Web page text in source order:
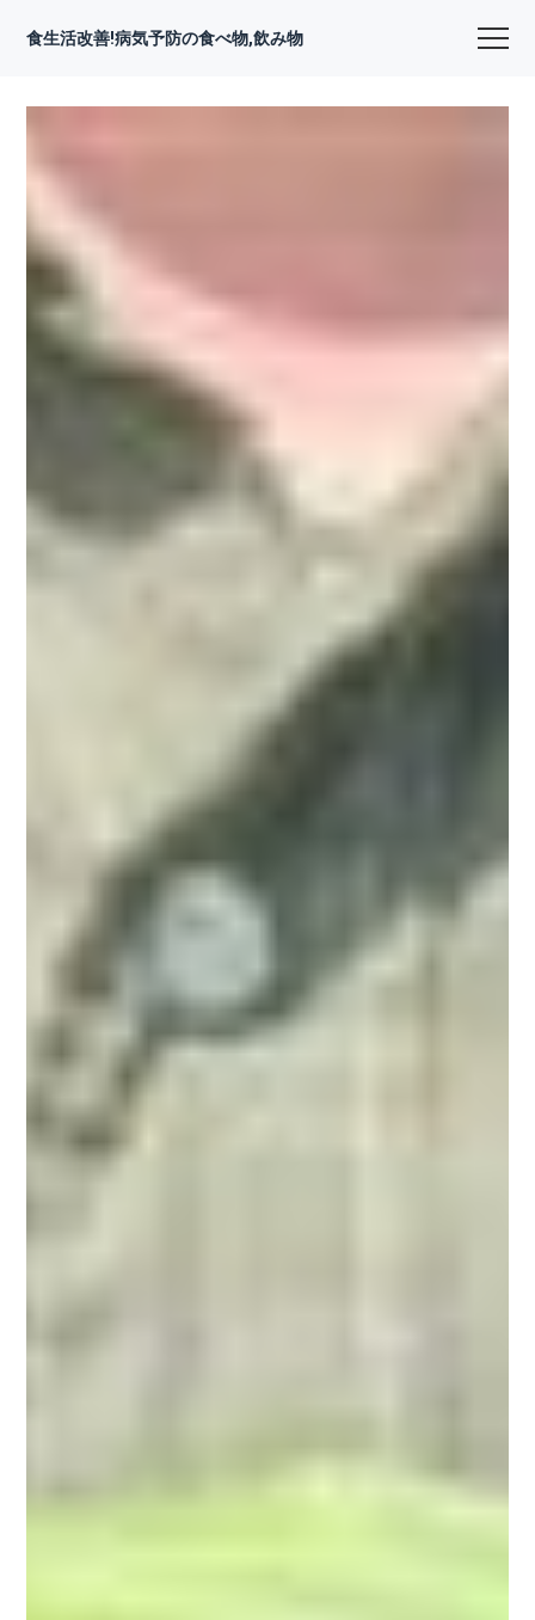
食生活改善!病気予防の食べ物,飲み物